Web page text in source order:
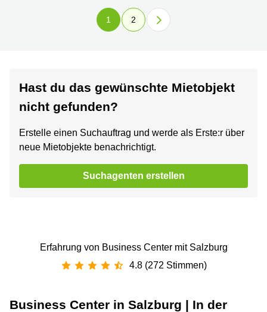
1 2
Hast du das gewünschte Mietobjekt
nicht gefunden?
Erstelle einen Suchauftrag und werde als Erste:r über
neue Mietobjekte benachrichtigt.
Suchagenten erstellen
Erfahrung von Business Center mit Salzburg
4.8 (272 Stimmen)
Business Center in Salzburg | In der